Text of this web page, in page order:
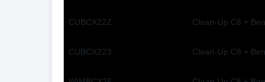
Clean-Up C8 +
CUBCX22Z
Clean-Up C8 +
CUBCX223